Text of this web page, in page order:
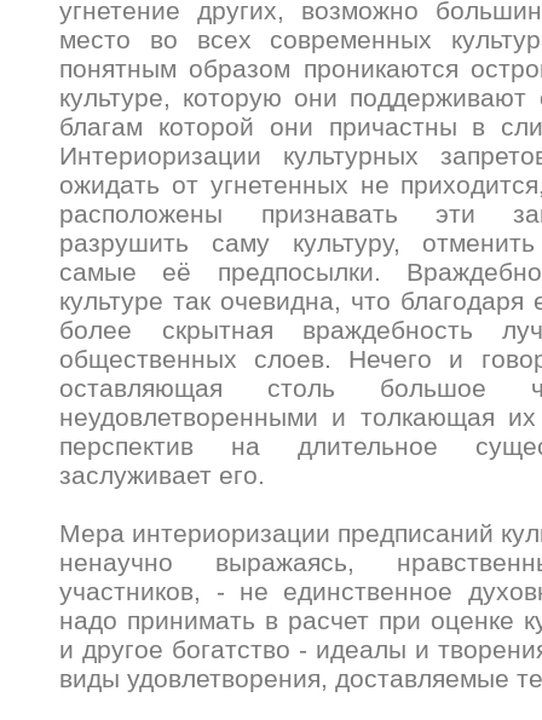
угнетение других, возможно
место во всех современных
понятным образом проникаются
культуре, которую они
благам которой они причастны в
Интериоризации культурных
ожидать от угнетенных не
расположены признавать эти
разрушить саму культуру,
самые её предпосылки.
культуре так очевидна, что благодаря
более скрытная враждебность
общественных слоев. Нечего и
оставляющая столь большое
неудовлетворенными и толкающая
перспектив на длительное
заслуживает его.
Мера интериоризации предписаний
ненаучно выражаясь,
участников, - не единственное
надо принимать в расчет при оценке
и другое богатство - идеалы и
виды удовлетворения, доставляемые